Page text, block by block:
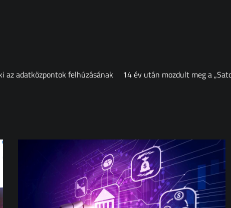
az adatközpontok felhúzásának
14 év után mozdult meg a